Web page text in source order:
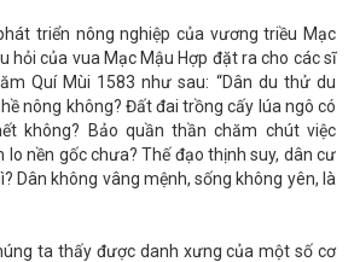
triển nông nghiệp của vương triều Mạc
hỏi của vua Mạc Mậu Hợp đặt ra cho các sĩ
Quí Mùi 1583 như sau: “Dân du thử du
nông không? Đất đai trồng cấy lúa ngô có
không? Bảo quần thần chăm chút việc
nền gốc chưa? Thế đạo thịnh suy, dân cư
Dân không vâng mệnh, sống không yên, là
ta thấy được danh xưng của một số cơ